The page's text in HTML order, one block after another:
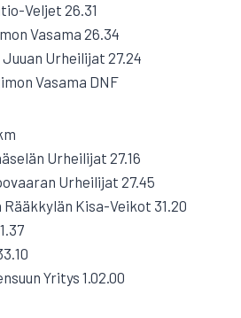
Veljet 26.31
Vasama 26.34
Urheilijat 27.24
Vasama DNF
Urheilijat 27.16
Urheilijat 27.45
Kisa-Veikot 31.20
Yritys 1.02.00